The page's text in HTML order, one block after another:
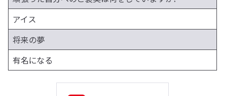
アイス
将来の夢
有名になる